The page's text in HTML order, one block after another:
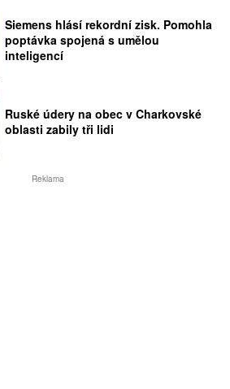
Siemens hlásí rekordní zisk. Pomohla
poptávka spojená s umělou
inteligencí
Ruské údery na obec v Charkovské
oblasti zabily tři lidi
Reklama